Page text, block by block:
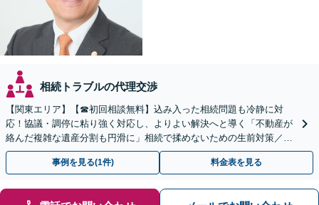
相続トラブルの代理交渉
【関東エリア】【☎︎初回相談無料】込み入った相続問題も冷静に対
応！協議・調停に粘り強く対応し、よりよい解決へと導く「不動産が
絡んだ複雑な遺産分割も円滑に」相続で揉めないための生前対策／遺
言書の作成から執行【夜間相談可】【有楽町駅1分】
事例を見る(1件) 料金表を見る